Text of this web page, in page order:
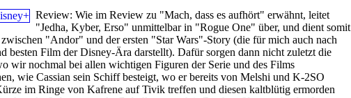
Review: Wie im Review zu "Mach, dass es aufhört" erwähnt, leitet
"Jedha, Kyber, Erso" unmittelbar in "Rogue One" über, und dient somit
"Andor" und der ersten "Star Wars"-Story (die für mich auch nach
besten Film der Disney-Ära darstellt). Dafür sorgen dann nicht zuletzt die
wir nochmal bei allen wichtigen Figuren der Serie und des Films
wie Cassian sein Schiff besteigt, wo er bereits von Melshi und K-2SO
im Ringe von Kafrene auf Tivik treffen und diesen kaltblütig ermorden